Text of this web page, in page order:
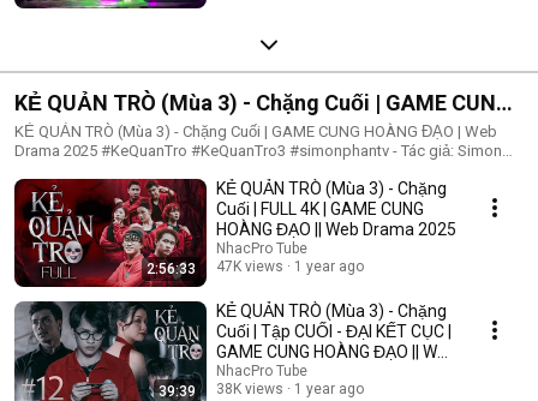
KẺ QUẢN TRÒ (Mùa 3) - Chặng Cuối | GAME CUNG
HOÀNG ĐẠO | Web Drama 2025
KẺ QUẢN TRÒ (Mùa 3) - Chặng Cuối | GAME CUNG HOÀNG ĐẠO | Web
Drama 2025 #KeQuanTro #KeQuanTro3 #simonphantv - Tác giả: Simon
Khánh Duy ► Một trò chơi kỳ lạ, với mức thưởng tiền tỷ. Một trò chơi
mang hơi hướng của show truyền hình thực tế, nhưng dần trở nên đen tối
hơn quà từng vòng. Ai sẽ là người chiến thắng cuối cùng?. Mục đích của
KẺ QUẢN TRÒ là gì?. Và gương mặt đằng sau chiếc mặt nạ. Tất cả sẽ tiết
lộ trong seri web drama KẺ QUẢN TRÒ (Mùa 3) Simon Phan _ Anh trai
Simon Huỳnh Nhựt _ Diễn viên Huỳnh Nhựt Bnat _ Ca sĩ Bnat Bảo Ngân _
Cô giáo Bảo Ngân Trúc _ TikToker Trúc Khánh Duy _ Nghệ sĩ Khánh Duy
Simon Phan _ Em trai Cá Hồi
2:56:33
KẺ QUẢN TRÒ (Mùa 3) - Chặng
Cuối | FULL 4K | GAME CUNG
HOÀNG ĐẠO || Web Drama 2025
NhacPro Tube
47K views
1 year ago
39:39
KẺ QUẢN TRÒ (Mùa 3) - Chặng
Cuối | Tập CUỐI - ĐẠI KẾT CỤC |
GAME CUNG HOÀNG ĐẠO || Web
Drama 2025
NhacPro Tube
38K views
1 year ago